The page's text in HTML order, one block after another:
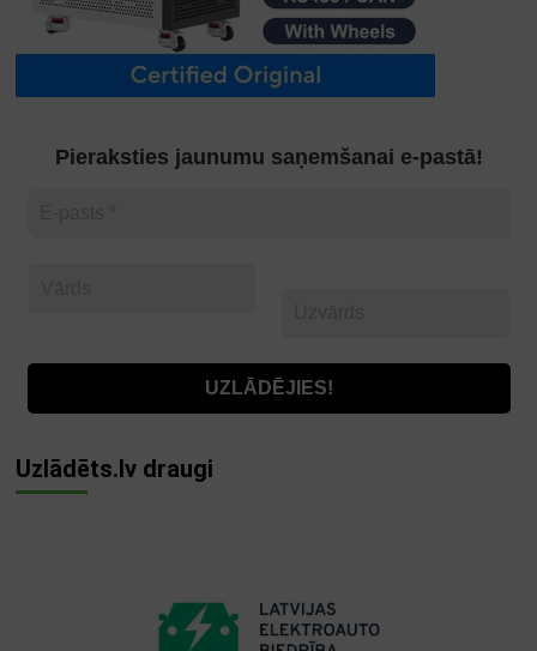
Pieraksties jaunumu saņemšanai e-pastā!
Uzlādēts.lv draugi